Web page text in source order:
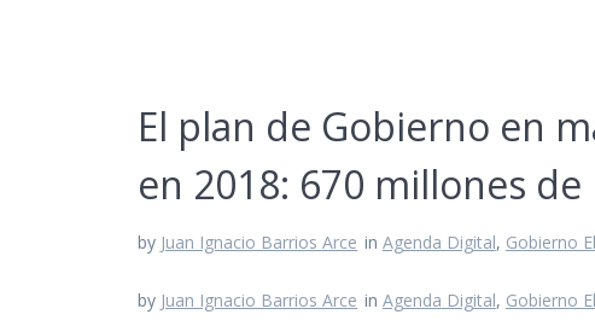
El plan de Gobierno en
en 2018: 670 millones de
by Juan Ignacio Barrios Arce in Agenda Digital, Gobierno
by Juan Ignacio Barrios Arce in Agenda Digital, Gobierno